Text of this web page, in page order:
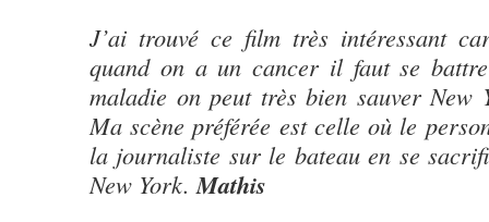
J’ai trouvé ce film très intéressant
quand on a un cancer il faut se
maladie on peut très bien sauver New
Ma scène préférée est celle où le
la journaliste sur le bateau en se
New York.Mathis